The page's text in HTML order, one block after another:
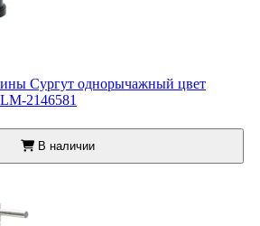
Сургут однорычажный цвет
2146581
В наличии